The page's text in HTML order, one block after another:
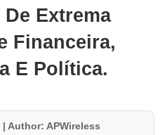
Extrema
Financeira,
E Política.
| Author: APWireless